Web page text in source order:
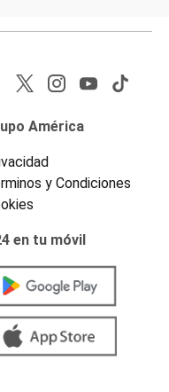
América
y Condiciones
en tu móvil